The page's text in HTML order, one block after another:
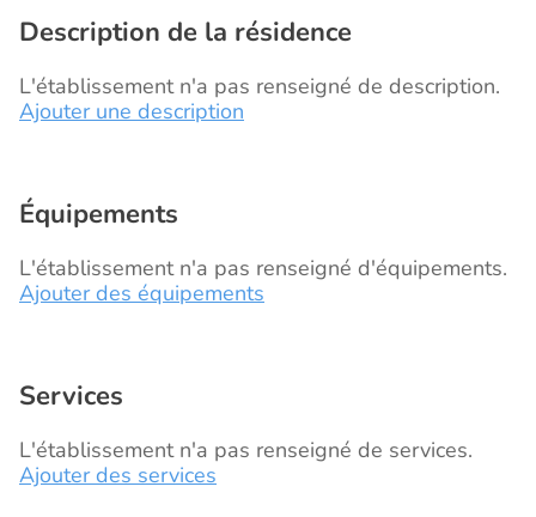
Description de la résidence
L'établissement n'a pas renseigné de description.
Ajouter une description
Équipements
L'établissement n'a pas renseigné d'équipements.
Ajouter des équipements
Services
L'établissement n'a pas renseigné de services.
Ajouter des services